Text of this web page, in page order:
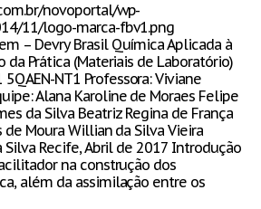
novoportal/wp-
11/logo-marca-fbv1.png
– Devry Brasil Química Aplicada à
da Prática (Materiais de Laboratório)
NT1 Professora: Viviane
Alana Karoline de Moraes Felipe
da Silva Beatriz Regina de França
de Moura Willian da Silva Vieira
Recife, Abril de 2017 Introdução
na construção dos
além da assimilação entre os